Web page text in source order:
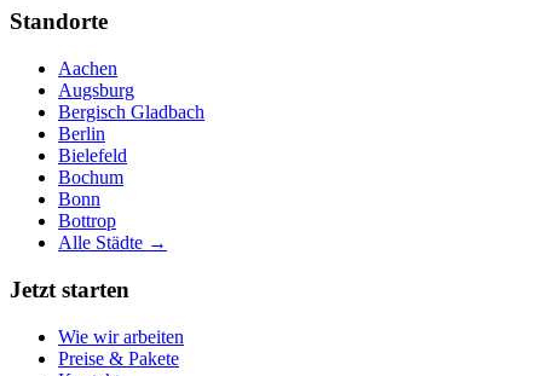
Standorte
Aachen
Augsburg
Bergisch Gladbach
Berlin
Bielefeld
Bochum
Bonn
Bottrop
Alle Städte →
Jetzt starten
Wie wir arbeiten
Preise & Pakete